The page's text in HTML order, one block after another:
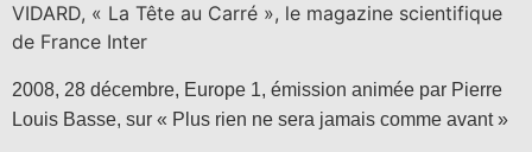
VIDARD, « La Tête au Carré », le magazine scientifique
de France Inter
2008, 28 décembre, Europe 1, émission animée par Pierre
Louis Basse, sur « Plus rien ne sera jamais comme avant »